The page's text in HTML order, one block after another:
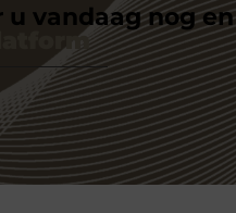
u vandaag nog